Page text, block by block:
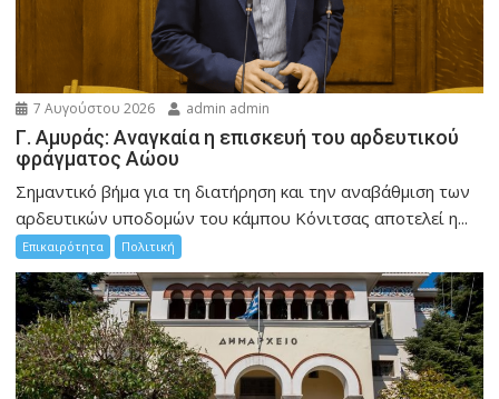
7 Αυγούστου 2026 admin admin
Γ. Αμυράς: Αναγκαία η επισκευή του αρδευτικού
φράγματος Αώου
Σημαντικό βήμα για τη διατήρηση και την αναβάθμιση των
αρδευτικών υποδομών του κάμπου Κόνιτσας αποτελεί η...
Επικαιρότητα Πολιτική